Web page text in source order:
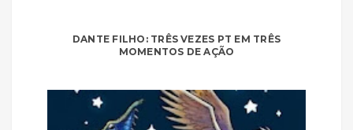
DANTE FILHO: TRÊS VEZES PT EM TRÊS
MOMENTOS DE AÇÃO